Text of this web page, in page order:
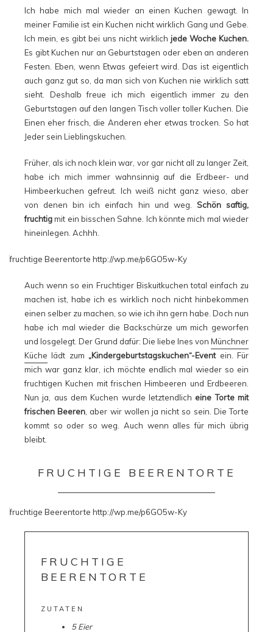
Ich habe mich mal wieder an einen Kuchen gewagt. In
meiner Familie ist ein Kuchen nicht wirklich Gang und Gebe.
Ich mein, es gibt bei uns nicht wirklich jede Woche Kuchen.
Es gibt Kuchen nur an Geburtstagen oder eben an anderen
Festen. Eben, wenn Etwas gefeiert wird. Das ist eigentlich
auch ganz gut so, da man sich von Kuchen nie wirklich satt
sieht. Deshalb freue ich mich eigentlich immer zu den
Geburtstagen auf den langen Tisch voller toller Kuchen. Die
Einen eher frisch, die Anderen eher etwas trocken. So hat
Jeder sein Lieblingskuchen.
Früher, als ich noch klein war, vor gar nicht all zu langer Zeit,
habe ich mich immer wahnsinnig auf die Erdbeer- und
Himbeerkuchen gefreut. Ich weiß nicht ganz wieso, aber
von denen bin ich einfach hin und weg. Schön saftig,
fruchtigmit ein bisschen Sahne. Ich könnte mich mal wieder
hineinlegen. Achhh.
Auch wenn so ein Fruchtiger Biskuitkuchen total einfach zu
machen ist, habe ich es wirklich noch nicht hinbekommen
einen selber zu machen, so wie ich ihn gern habe. Doch nun
habe ich mal wieder die Backschürze um mich geworfen
und losgelegt. Der Grund dafür: Die liebe Ines von Münchner
Küche lädt zum „Kindergeburtstagskuchen“-Eventein. Für
mich war ganz klar, ich möchte endlich mal wieder so ein
fruchtigen Kuchen mit frischen Himbeeren und Erdbeeren.
Nun ja, aus dem Kuchen wurde letztendlich eine Torte mit
frischen Beeren , aber wir wollen ja nicht so sein. Die Torte
kommt so oder so weg. Auch wenn alles für mich übrig
bleibt.
FRUCHTIGE BEERENTORTE
FRUCHTIGE
BEERENTORTE
ZUTATEN
5 Eier